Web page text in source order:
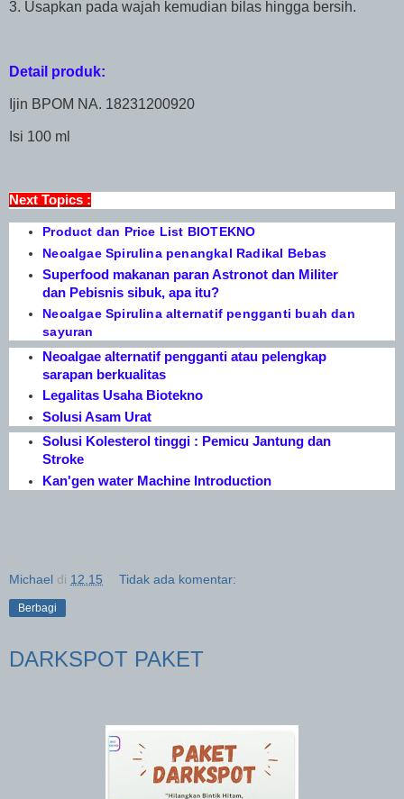
3. Usapkan pada wajah kemudian bilas hingga bersih.
Detail produk:
Ijin BPOM NA. 18231200920
Isi 100 ml
Next Topics :
Product dan Price List BIOTEKNO
Neoalgae Spirulina penangkal Radikal Bebas
Superfood makanan paran Astronot dan Militer
dan Pebisnis sibuk, apa itu?
Neoalgae Spirulina alternatif pengganti buah dan
sayuran
Neoalgae alternatif pengganti atau pelengkap
sarapan berkualitas
Legalitas Usaha Biotekno
Solusi Asam Urat
Solusi Kolesterol tinggi : Pemicu Jantung dan
Stroke
Kan'gen water Machine Introduction
Michael di 12.15 Tidak ada komentar:
Berbagi
DARKSPOT PAKET